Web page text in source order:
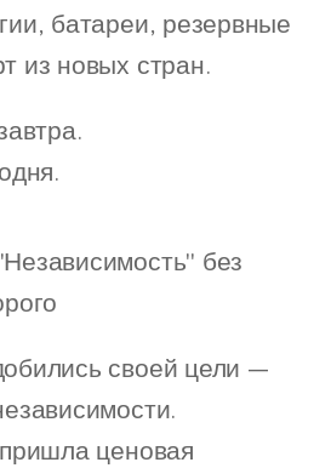
батареи, резервные
из новых стран.
без
своей цели —
ценовая